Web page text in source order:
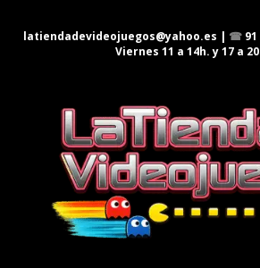
latiendadevideojuegos@yahoo.es | ☎
Viernes 11 a 14h. y 17 a